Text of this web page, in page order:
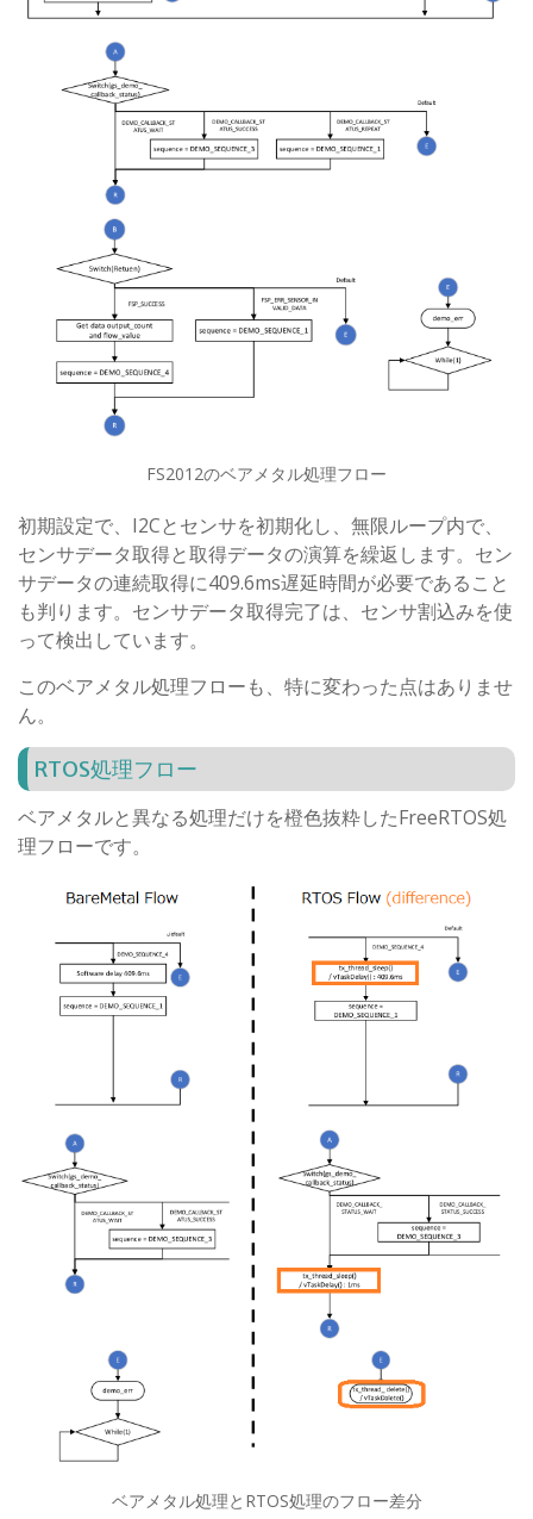
FS2012のベアメタル処理フロー
初期設定で、I2Cとセンサを初期化し、無限ループ内で、
センサデータ取得と取得データの演算を繰返します。セン
サデータの連続取得に409.6ms遅延時間が必要であること
も判ります。センサデータ取得完了は、センサ割込みを使
って検出しています。
このベアメタル処理フローも、特に変わった点はありませ
ん。
RTOS処理フロー
ベアメタルと異なる処理だけを橙色抜粋したFreeRTOS処
理フローです。
ベアメタル処理とRTOS処理のフロー差分